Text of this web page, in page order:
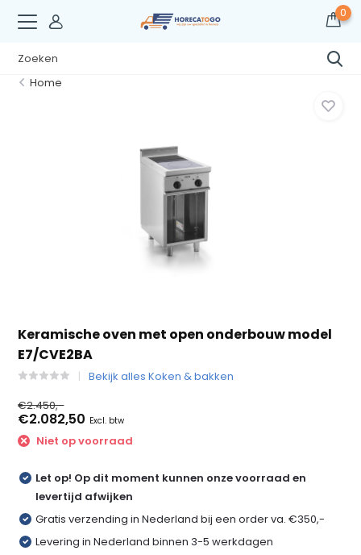
0
Home
Keramische oven met open onderbouw model
E7/CVE2BA
Bekijk alles Koken & bakken
€2.450,-
€2.082,50 Excl. btw
Niet op voorraad
Let op! Op dit moment kunnen onze voorraad en
levertijd afwijken
Gratis verzending in Nederland bij een order va. €350,-
Levering in Nederland binnen 3-5 werkdagen